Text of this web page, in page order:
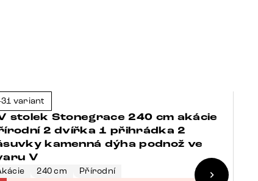
variant
stolek Stonegrace 240 cm akácie
2 dvířka 1 přihrádka 2
kamenná dýha podnož ve
V
240 cm Přírodní